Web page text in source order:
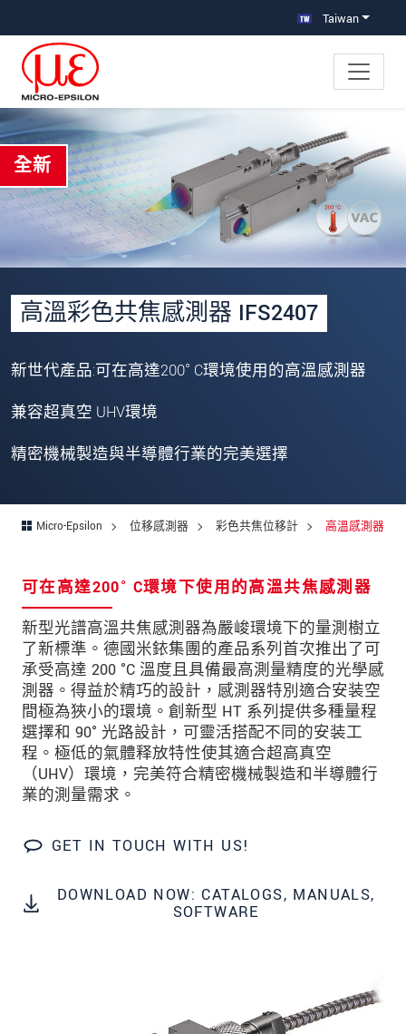
Taiwan
全新
高溫彩色共焦感測器 IFS2407
新世代產品:可在高達200° C環境使用的高溫感測器
兼容超真空 UHV環境
精密機械製造與半導體行業的完美選擇
Micro-Epsilon 位移感測器 彩色共焦位移計 高溫感測器
可在高達200° C環境下使用的高溫共焦感測器
新型光譜高溫共焦感測器為嚴峻環境下的量測樹立
了新標準。德國米銥集團的產品系列首次推出了可
承受高達 200 °C 溫度且具備最高測量精度的光學感
測器。得益於精巧的設計，感測器特別適合安装空
間極為狹小的環境。創新型 HT 系列提供多種量程
選擇和 90° 光路設計，可靈活搭配不同的安装工
程。極低的氣體释放特性使其適合超高真空
（UHV）環境，完美符合精密機械製造和半導體行
業的測量需求。
GET IN TOUCH WITH US!
DOWNLOAD NOW: CATALOGS, MANUALS,
SOFTWARE
×
Your request for: 高溫感測器
姓名*
公司名稱*
連絡電話
留言 *
我們謹慎的保護客戶個資，詳見